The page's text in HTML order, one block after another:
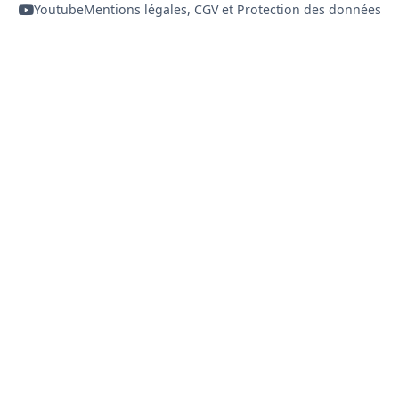
YoutubeMentions légales, CGV et Protection des données